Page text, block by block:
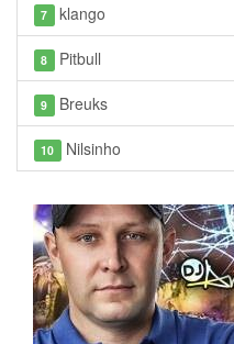
7 klango
8 Pitbull
9 Breuks
10 Nilsinho